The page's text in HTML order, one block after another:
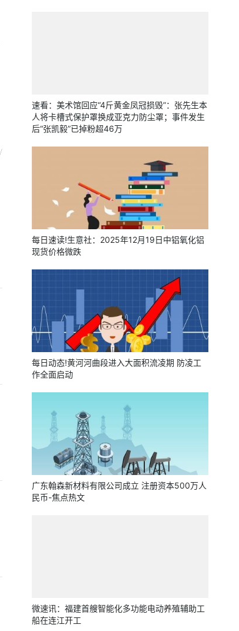
速看：美术馆回应“4斤黄金凤冠损毁”：张先生本
人将卡槽式保护罩换成亚克力防尘罩；事件发生
后“张凯毅”已掉粉超46万
每日速读!生意社：2025年12月19日中铝氧化铝
现货价格微跌
每日动态!黄河河曲段进入大面积流凌期 防凌工
作全面启动
广东翰森新材料有限公司成立 注册资本500万人
民币-焦点热文
微速讯：福建首艘智能化多功能电动养殖辅助工
船在连江开工